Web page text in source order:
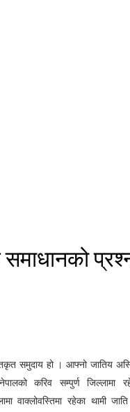
हो । आफ्नो जातिय
करिव सम्पुर्ण जिल्लामा
वाक्लोवस्तिमा रहेका थामी